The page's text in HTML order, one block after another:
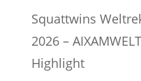
Squattwins
2026 –
Highlight